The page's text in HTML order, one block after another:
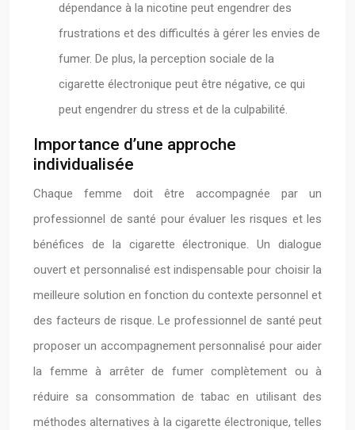
dépendance à la nicotine peut engendrer des
frustrations et des difficultés à gérer les envies de
fumer. De plus, la perception sociale de la
cigarette électronique peut être négative, ce qui
peut engendrer du stress et de la culpabilité.
Importance d’une approche
individualisée
Chaque femme doit être accompagnée par un
professionnel de santé pour évaluer les risques et les
bénéfices de la cigarette électronique. Un dialogue
ouvert et personnalisé est indispensable pour choisir la
meilleure solution en fonction du contexte personnel et
des facteurs de risque. Le professionnel de santé peut
proposer un accompagnement personnalisé pour aider
la femme à arrêter de fumer complètement ou à
réduire sa consommation de tabac en utilisant des
méthodes alternatives à la cigarette électronique, telles